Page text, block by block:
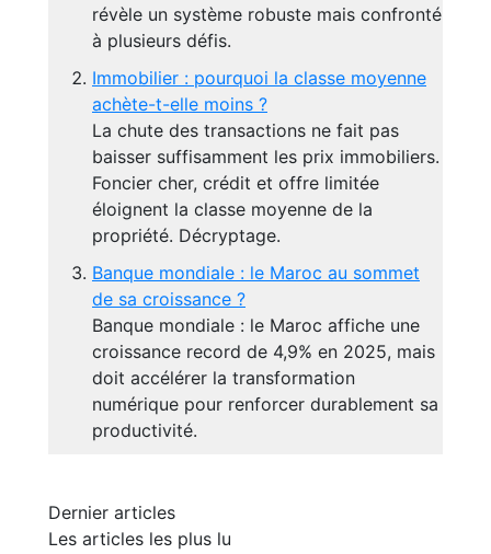
révèle un système robuste mais confronté
à plusieurs défis.
Immobilier : pourquoi la classe moyenne
achète-t-elle moins ?
La chute des transactions ne fait pas
baisser suffisamment les prix immobiliers.
Foncier cher, crédit et offre limitée
éloignent la classe moyenne de la
propriété. Décryptage.
Banque mondiale : le Maroc au sommet
de sa croissance ?
Banque mondiale : le Maroc affiche une
croissance record de 4,9% en 2025, mais
doit accélérer la transformation
numérique pour renforcer durablement sa
productivité.
Dernier articles
Les articles les plus lu